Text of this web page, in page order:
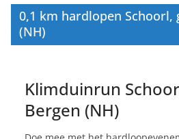
0,1 km hardlopen Schoorl,
(NH)
Klimduinrun
Bergen (NH)